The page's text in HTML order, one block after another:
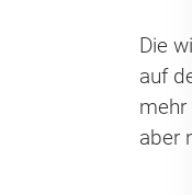
Die
auf
mehr
aber